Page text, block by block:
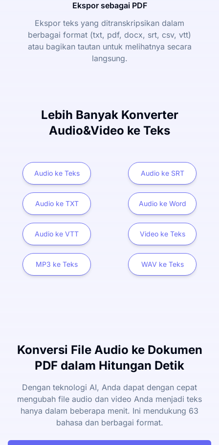
Ekspor sebagai PDF
Ekspor teks yang ditranskripsikan dalam
berbagai format (txt, pdf, docx, srt, csv, vtt)
atau bagikan tautan untuk melihatnya secara
langsung.
Lebih Banyak Konverter
Audio&Video ke Teks
Audio ke Teks Audio ke SRT
Audio ke TXT Audio ke Word
Audio ke VTT Video ke Teks
MP3 ke Teks WAV ke Teks
Konversi File Audio ke Dokumen
PDF dalam Hitungan Detik
Dengan teknologi AI, Anda dapat dengan cepat
mengubah file audio dan video Anda menjadi teks
hanya dalam beberapa menit. Ini mendukung 63
bahasa dan berbagai format.